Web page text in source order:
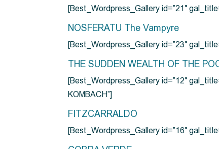
[Best_Wordpress_Gallery id=”21″
NOSFERATU The Vampyre
[Best_Wordpress_Gallery id=”23″
THE SUDDEN WEALTH OF THE
[Best_Wordpress_Gallery id=”12″
KOMBACH”]
FITZCARRALDO
[Best_Wordpress_Gallery id=”16″